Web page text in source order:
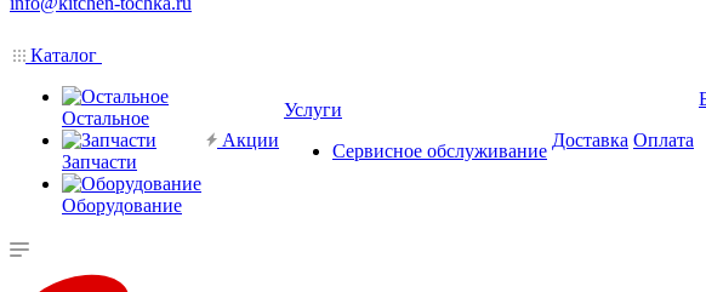
Каталог
Остальное
Запчасти
Оборудование
Акции
Услуги
Сервисное обслуживание
Доставка Оплата